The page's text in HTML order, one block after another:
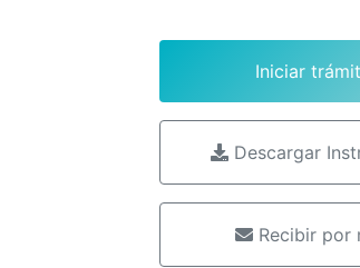
Iniciar
Descargar
Recibir por